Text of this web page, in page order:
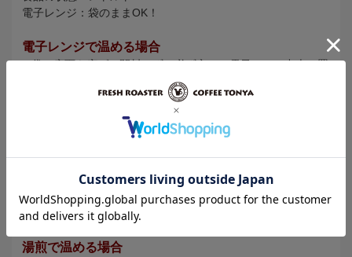
電子レンジ：袋のままOK！
電子レンジで温める場合
1.袋の底面を広げ、開封せずに必ず立てて電子レンジ中央に置
き【500W（約50秒）】【600W（約40秒）】加熱してくださ
い。（1回につき1袋）
2.袋の両端の「ココを持つ」を持って取り出し、ゆでたての麺
にかけてお召し上がりください。
※袋が電子レンジの天井に触れる場合は、耐熱容器に移してラップ
をかけて温めてください。
※うどんを使用する場合、1玉180g前後が目安です。
湯煎で温める場合